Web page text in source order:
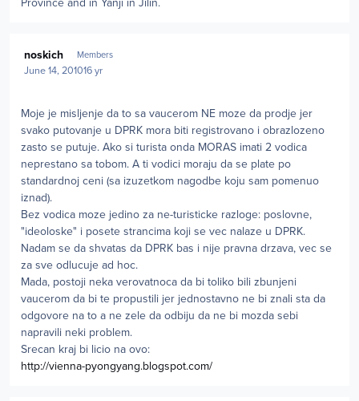
Province and in Yanji in Jilin.
noskich Members
June 14, 201016 yr
Moje je misljenje da to sa vaucerom NE moze da prodje jer
svako putovanje u DPRK mora biti registrovano i obrazlozeno
zasto se putuje. Ako si turista onda MORAS imati 2 vodica
neprestano sa tobom. A ti vodici moraju da se plate po
standardnoj ceni (sa izuzetkom nagodbe koju sam pomenuo
iznad).
Bez vodica moze jedino za ne-turisticke razloge: poslovne,
"ideoloske" i posete strancima koji se vec nalaze u DPRK.
Nadam se da shvatas da DPRK bas i nije pravna drzava, vec se
za sve odlucuje ad hoc.
Mada, postoji neka verovatnoca da bi toliko bili zbunjeni
vaucerom da bi te propustili jer jednostavno ne bi znali sta da
odgovore na to a ne zele da odbiju da ne bi mozda sebi
napravili neki problem.
Srecan kraj bi licio na ovo:
http://vienna-pyongyang.blogspot.com/